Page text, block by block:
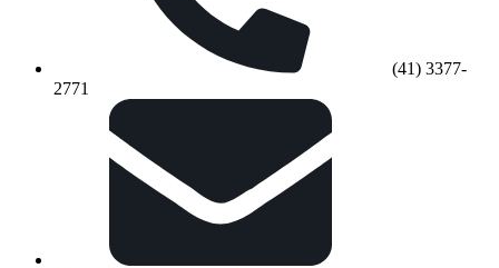
(41) 3377-
2771